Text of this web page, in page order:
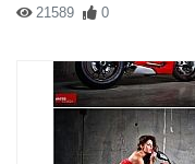
21589 0